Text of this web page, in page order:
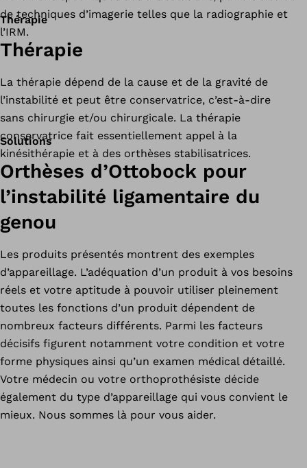
de techniques d’imagerie telles que la radiographie et
l’IRM.
Thérapie
Thérapie
La thérapie dépend de la cause et de la gravité de
l’instabilité et peut être conservatrice, c’est-à-dire
sans chirurgie et/ou chirurgicale. La thérapie
conservatrice fait essentiellement appel à la
kinésithérapie et à des orthèses stabilisatrices.
Solutions
Orthèses d’Ottobock pour
l’instabilité ligamentaire du
genou
Les produits présentés montrent des exemples
d’appareillage. L’adéquation d’un produit à vos besoins
réels et votre aptitude à pouvoir utiliser pleinement
toutes les fonctions d’un produit dépendent de
nombreux facteurs différents. Parmi les facteurs
décisifs figurent notamment votre condition et votre
forme physiques ainsi qu’un examen médical détaillé.
Votre médecin ou votre orthoprothésiste décide
également du type d’appareillage qui vous convient le
mieux. Nous sommes là pour vous aider.